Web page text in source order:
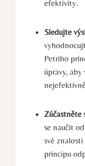
efektivity.
Sledujte‌
Petriho
úpravy, ​aby
Zúčastněte
se ⁤naučit‌
své
principu